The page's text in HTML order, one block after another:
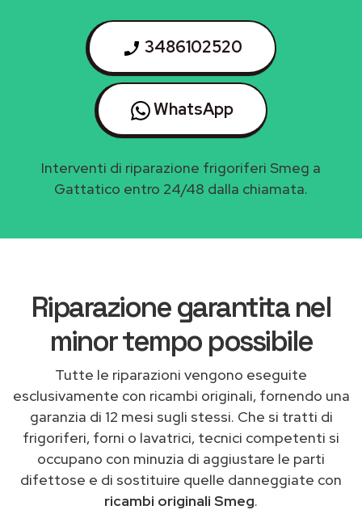
3486102520
WhatsApp
Interventi di riparazione frigoriferi Smeg a
Gattatico entro 24/48 dalla chiamata.
Riparazione garantita nel
minor tempo possibile
Tutte le riparazioni vengono eseguite
esclusivamente con ricambi originali, fornendo una
garanzia di 12 mesi sugli stessi. Che si tratti di
frigoriferi, forni o lavatrici, tecnici competenti si
occupano con minuzia di aggiustare le parti
difettose e di sostituire quelle danneggiate con
ricambi originali Smeg.